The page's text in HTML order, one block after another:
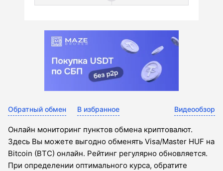
Обратный обмен В избранное Видеообзор
Онлайн мониторинг пунктов обмена криптовалют.
Здесь Вы можете выгодно обменять Visa/Master HUF на
Bitcoin (BTC) онлайн. Рейтинг регулярно обновляется.
При определении оптимального курса, обратите